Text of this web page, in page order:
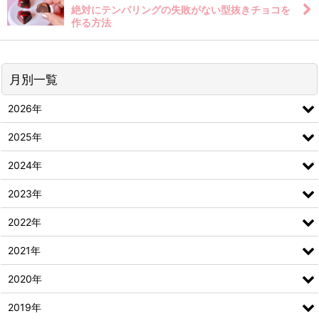
絶対にテンパリングの失敗がない型抜きチョコを
作る方法
月別一覧
2026年
2025年
2024年
2023年
2022年
2021年
2020年
2019年